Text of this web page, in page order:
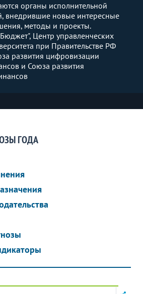
органы исполнительной
внедрившие новые интересные
методы и проекты.
Центр управленческих
при Правительстве РФ
развития цифровизации
и Союза развития
ГОДА